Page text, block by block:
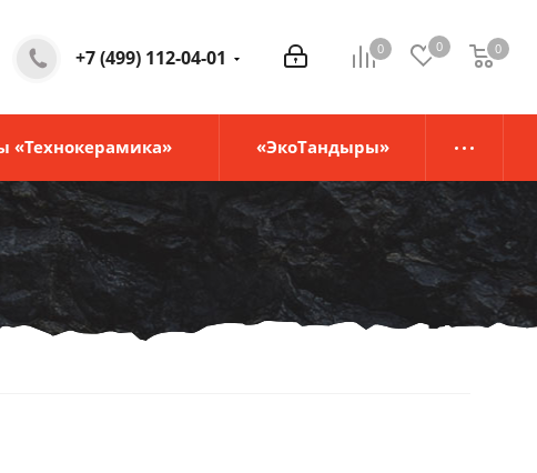
0 0 0
0
+7 (499) 112-04-01
«Технокерамика» «ЭкоТандыры»